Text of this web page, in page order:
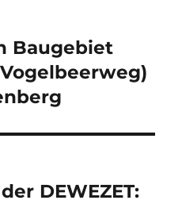
Baugebiet
DEWEZET: